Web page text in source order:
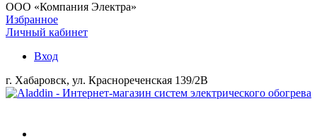
ООО «Компания Электра»
Избранное
Личный кабинет
Вход
г. Хабаровск, ул. Краснореченская 139/2В